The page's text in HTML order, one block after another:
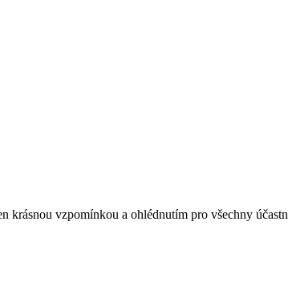
krásnou vzpomínkou a ohlédnutím pro všechny